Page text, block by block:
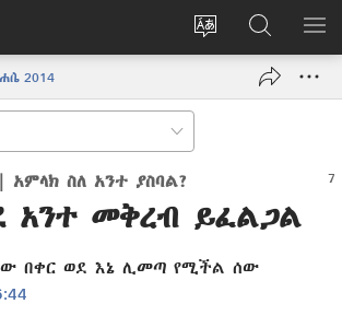
የድረ
ግባ
(አዲስ
JW.ORG
ላይ
መፈለጊያ
2014
አምላክ ስለ አንተ ያስባል?
አንተ መቅረብ ይፈልጋል
በቀር ወደ እኔ ሊመጣ የሚችል ሰው